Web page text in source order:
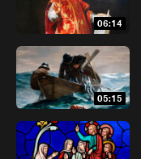
06:14
05:15